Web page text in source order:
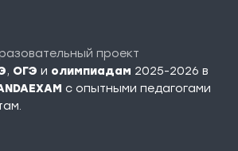
проект
, ОГЭ и олимпиадам 2025-2026 в
c опытными педагогами